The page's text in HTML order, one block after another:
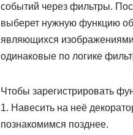
событий через фильтры.
выберет нужную функцию
являющихся
одинаковые по логике
Чтобы зарегистрировать
1. Навесить на неё
познакомимся позднее.